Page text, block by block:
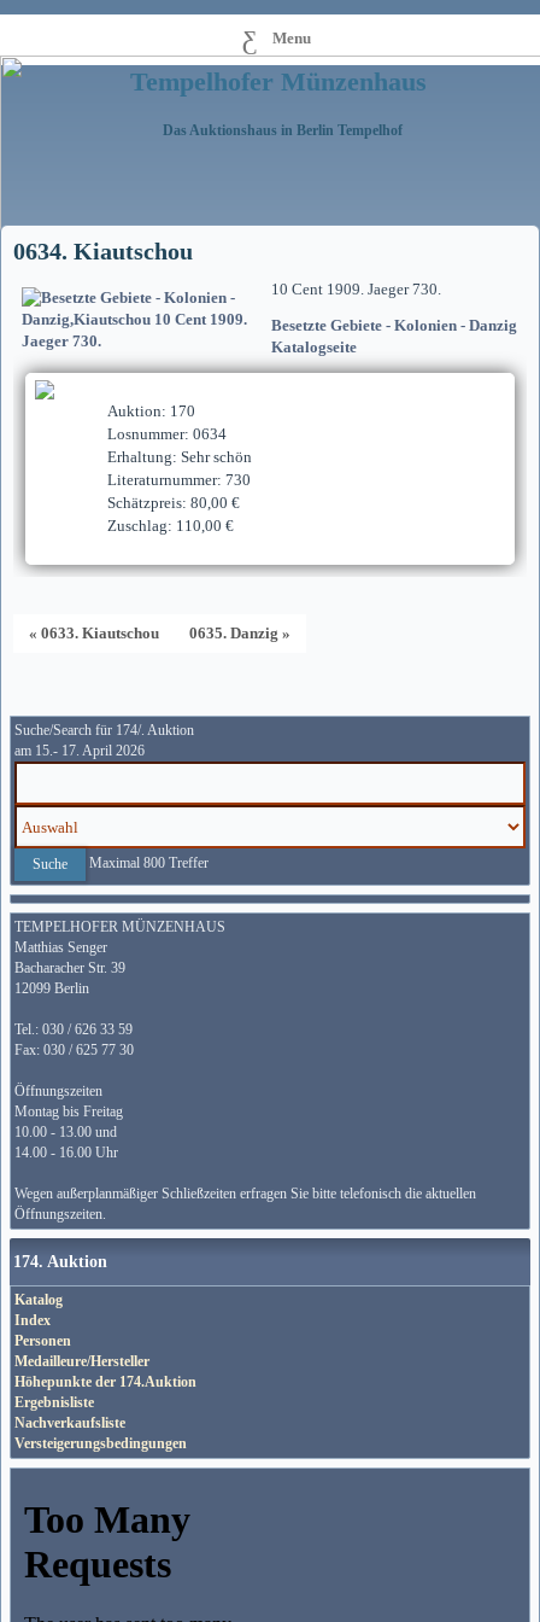
Menu
Tempelhofer Münzenhaus
Das Auktionshaus in Berlin Tempelhof
0634. Kiautschou
10 Cent 1909. Jaeger 730.
Besetzte Gebiete - Kolonien - Danzig
Katalogseite
Auktion: 170
Losnummer: 0634
Erhaltung: Sehr schön
Literaturnummer: 730
Schätzpreis: 80,00 €
Zuschlag: 110,00 €
« 0633. Kiautschou 0635. Danzig »
Suche/Search für 174/. Auktion
am 15.- 17. April 2026
Maximal 800 Treffer
TEMPELHOFER MÜNZENHAUS
Matthias Senger
Bacharacher Str. 39
12099 Berlin
Tel.: 030 / 626 33 59
Fax: 030 / 625 77 30
Öffnungszeiten
Montag bis Freitag
10.00 - 13.00 und
14.00 - 16.00 Uhr
Wegen außerplanmäßiger Schließzeiten erfragen Sie bitte telefonisch die aktuellen
Öffnungszeiten.
174. Auktion
Katalog
Index
Personen
Medailleure/Hersteller
Höhepunkte der 174.Auktion
Ergebnisliste
Nachverkaufsliste
Versteigerungsbedingungen